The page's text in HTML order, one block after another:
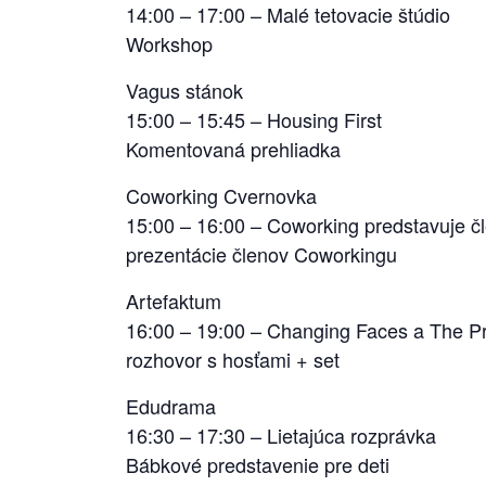
14:00 – 17:00 – Malé tetovacie štúdio
Workshop
Vagus stánok
15:00 – 15:45 – Housing First
Komentovaná prehliadka
Coworking Cvernovka
15:00 – 16:00 – Coworking predstavuje
prezentácie členov Coworkingu
Artefaktum
16:00 – 19:00 – Changing Faces a The
rozhovor s hosťami + set
Edudrama
16:30 – 17:30 – Lietajúca rozprávka
Bábkové predstavenie pre deti